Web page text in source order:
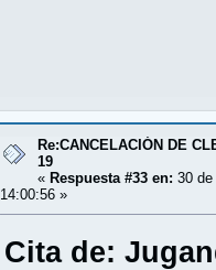
Re:CANCELACIÓN DE
19
« Respuesta #33 en: 30
14:00:56 »
Cita de: